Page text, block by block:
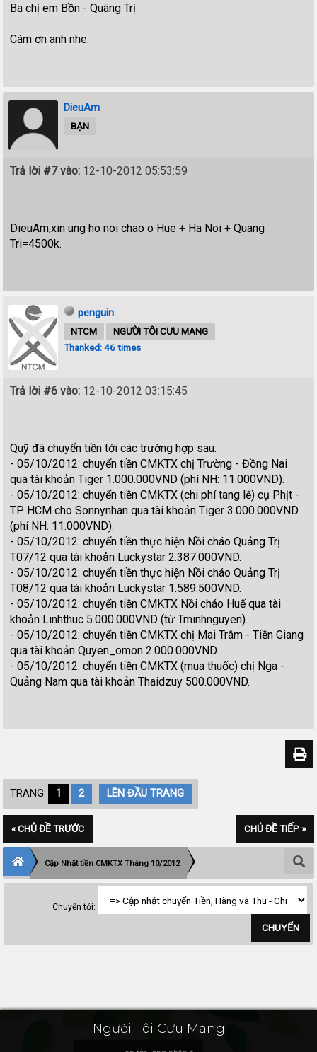
Ba chị em Bồn - Quãng Trị
Cám ơn anh nhe.
DieuAm
BẠN
Trả lời #7 vào: 12-10-2012 05:53:59
DieuAm,xin ung ho noi chao o Hue + Ha Noi + Quang
Tri=4500k.
penguin
NTCM
NGƯỜI TÔI CƯU MANG
Thanked: 46 times
Trả lời #6 vào: 12-10-2012 03:15:45
Quỹ đã chuyển tiền tới các trường hợp sau:
- 05/10/2012: chuyển tiền CMKTX chị Trường - Đồng Nai
qua tài khoản Tiger 1.000.000VND (phí NH: 11.000VND).
- 05/10/2012: chuyển tiền CMKTX (chi phí tang lễ) cụ Phịt -
TP HCM cho Sonnynhan qua tài khoản Tiger 3.000.000VND
(phí NH: 11.000VND).
- 05/10/2012: chuyển tiền thực hiện Nồi cháo Quảng Trị
T07/12 qua tài khoản Luckystar 2.387.000VND.
- 05/10/2012: chuyển tiền thực hiện Nồi cháo Quảng Trị
T08/12 qua tài khoản Luckystar 1.589.500VND.
- 05/10/2012: chuyển tiền CMKTX Nồi cháo Huế qua tài
khoản Linhthuc 5.000.000VND (từ Tminhnguyen).
- 05/10/2012: chuyển tiền CMKTX chị Mai Trâm - Tiền Giang
qua tài khoản Quyen_omon 2.000.000VND.
- 05/10/2012: chuyển tiền CMKTX (mua thuốc) chị Nga -
Quảng Nam qua tài khoản Thaidzuy 500.000VND.
TRANG: 1 2 LÊN ĐẦU TRANG
« CHỦ ĐỀ TRƯỚC CHỦ ĐỀ TIẾP »
Cập Nhật tiền CMKTX Tháng 10/2012
Chuyển tới:
Người Tôi Cưu Mang